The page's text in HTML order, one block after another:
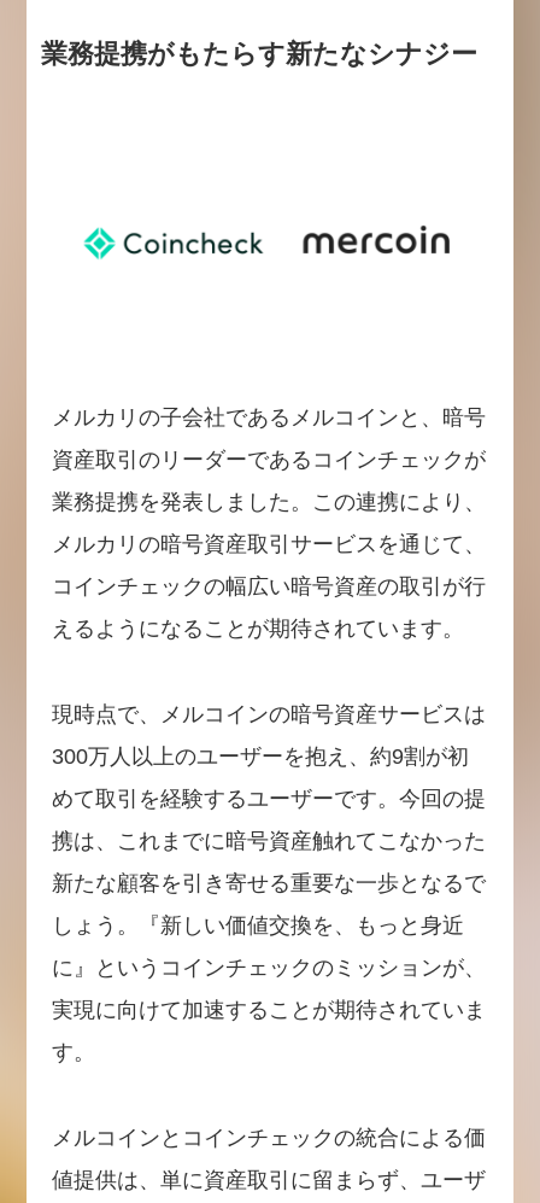
業務提携がもたらす新たなシナジー
メルカリの子会社であるメルコインと、暗号
資産取引のリーダーであるコインチェックが
業務提携を発表しました。この連携により、
メルカリの暗号資産取引サービスを通じて、
コインチェックの幅広い暗号資産の取引が行
えるようになることが期待されています。
現時点で、メルコインの暗号資産サービスは
300万人以上のユーザーを抱え、約9割が初
めて取引を経験するユーザーです。今回の提
携は、これまでに暗号資産触れてこなかった
新たな顧客を引き寄せる重要な一歩となるで
しょう。『新しい価値交換を、もっと身近
に』というコインチェックのミッションが、
実現に向けて加速することが期待されていま
す。
メルコインとコインチェックの統合による価
値提供は、単に資産取引に留まらず、ユーザ